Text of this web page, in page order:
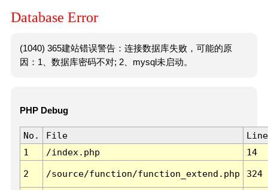
Database Error
(1040) 365建站错误警告：连接数据库失败，可能的原
因：1、数据库密码不对; 2、mysql未启动。
PHP Debug
No. File
Line
1
/index.php 14
2 /source/function/function_extend.php 324